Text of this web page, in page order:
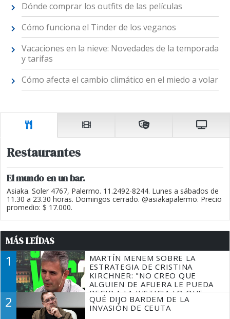
Dónde comprar los outfits de las películas
Cómo funciona el Tinder de los veganos
Vacaciones en la nieve: Novedades de la temporada
y tarifas
Cómo afecta el cambio climático en el miedo a volar
Restaurantes
El mundo en un bar.
Asiaka. Soler 4767, Palermo. 11.2492-8244. Lunes a sábados de
11.30 a 23.30 horas. Domingos cerrado. @asiakapalermo. Precio
promedio: $ 17.000.
MÁS LEÍDAS
1
MARTÍN MENEM SOBRE LA
ESTRATEGIA DE CRISTINA
KIRCHNER: "NO CREO QUE
ALGUIEN DE AFUERA LE PUEDA
DECIR A LA JUSTICIA LO QUE
TIENE QUE HACER"
2
QUÉ DIJO BARDEM DE LA
INVASIÓN DE CEUTA